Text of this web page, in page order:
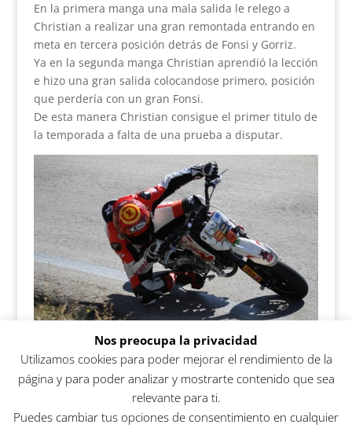
En la primera manga una mala salida le relego a
Christian a realizar una gran remontada entrando en
meta en tercera posición detrás de Fonsi y Gorriz.
Ya en la segunda manga Christian aprendió la lección
e hizo una gran salida colocandose primero, posición
que perdería con un gran Fonsi.
De esta manera Christian consigue el primer titulo de
la temporada a falta de una prueba a disputar.
Nos preocupa la privacidad
Utilizamos cookies para poder mejorar el rendimiento de la
página y para poder analizar y mostrarte contenido que sea
relevante para ti.
Puedes cambiar tus opciones de consentimiento en cualquier